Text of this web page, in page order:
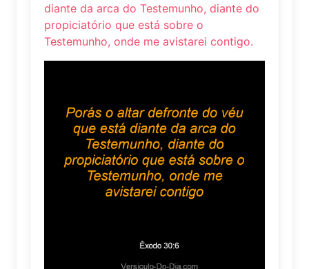
diante da arca do Testemunho, diante do
propiciatório que está sobre o
Testemunho, onde me avistarei contigo.